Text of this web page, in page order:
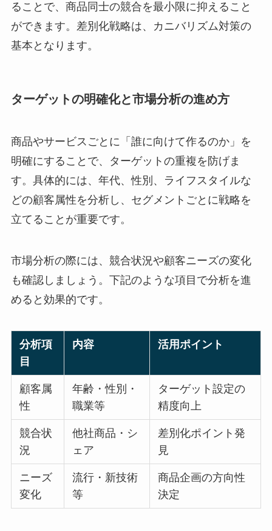
ることで、商品同士の競合を最小限に抑えること
ができます。差別化戦略は、カニバリズム対策の
基本となります。
ターゲットの明確化と市場分析の進め方
商品やサービスごとに「誰に向けて作るのか」を
明確にすることで、ターゲットの重複を防げま
す。具体的には、年代、性別、ライフスタイルな
どの顧客属性を分析し、セグメントごとに戦略を
立てることが重要です。
市場分析の際には、競合状況や顧客ニーズの変化
も確認しましょう。下記のような項目で分析を進
めると効果的です。
分析項
目
内容 活用ポイント
顧客属
性
年齢・性別・
職業等
ターゲット設定の
精度向上
競合状
況
他社商品・シ
ェア
差別化ポイント発
見
ニーズ
変化
流行・新技術
等
商品企画の方向性
決定